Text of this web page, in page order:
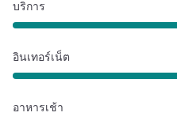
บริการ
อินเทอร์เน็ต
อาหารเช้า